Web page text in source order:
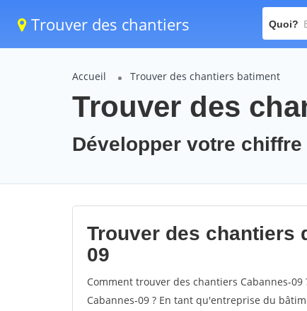
Trouver des chantiers Quoi?
Accueil Trouver des chantiers batiment
Trouver des
Développer votre
Trouver des chantiers
09
Comment trouver des chantiers Cabannes-
Cabannes-09 ? En tant qu'entreprise du